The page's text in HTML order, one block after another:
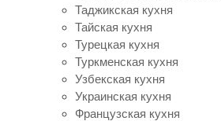
Таджикская кухня
Тайская кухня
Турецкая кухня
Туркменская кухня
Узбекская кухня
Украинская кухня
Французская кухня